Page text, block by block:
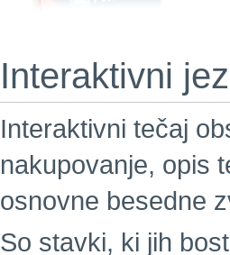
Interaktivni
Interaktivni tečaj
nakupovanje, opis
osnovne besedne
So stavki, ki jih